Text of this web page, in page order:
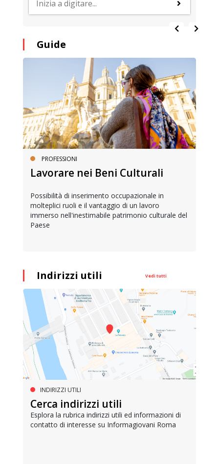
Guide
PROFESSIONI
Lavorare nei Beni Culturali
Possibilità di inserimento occupazionale in
molteplici ruoli e il vantaggio di un lavoro
immerso nell'inestimabile patrimonio culturale del
Paese
Indirizzi utili Vedi tutti
INDIRIZZI UTILI
Cerca indirizzi utili
Esplora la rubrica indirizzi utili ed informazioni di
contatto di interesse su Informagiovani Roma